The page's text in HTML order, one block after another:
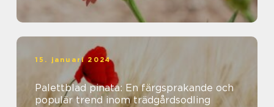
15. januari 2024
Palettblad pinata: En färgsprakande och
populär trend inom trädgårdsodling